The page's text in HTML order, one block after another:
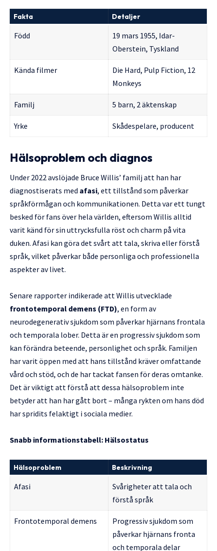
Fakta Detaljer
Född
19 mars 1955, Idar-
Oberstein, Tyskland
Kända filmer Die Hard, Pulp Fiction, 12
Monkeys
Familj 5 barn, 2 äktenskap
Yrke Skådespelare, producent
Hälsoproblem och diagnos
Under 2022 avslöjade Bruce Willis’ familj att han har
diagnostiserats med afasi, ett tillstånd som påverkar
språkförmågan och kommunikationen. Detta var ett tungt
besked för fans över hela världen, eftersom Willis alltid
varit känd för sin uttrycksfulla röst och charm på vita
duken. Afasi kan göra det svårt att tala, skriva eller förstå
språk, vilket påverkar både personliga och professionella
aspekter av livet.
Senare rapporter indikerade att Willis utvecklade
frontotemporal demens (FTD), en form av
neurodegenerativ sjukdom som påverkar hjärnans frontala
och temporala lober. Detta är en progressiv sjukdom som
kan förändra beteende, personlighet och språk. Familjen
har varit öppen med att hans tillstånd kräver omfattande
vård och stöd, och de har tackat fansen för deras omtanke.
Det är viktigt att förstå att dessa hälsoproblem inte
betyder att han har gått bort – många rykten om hans död
har spridits felaktigt i sociala medier.
Snabb informationstabell: Hälsostatus
Hälsoproblem Beskrivning
Afasi
Svårigheter att tala och
förstå språk
Frontotemporal demens
Progressiv sjukdom som
påverkar hjärnans fronta
och temporala delar